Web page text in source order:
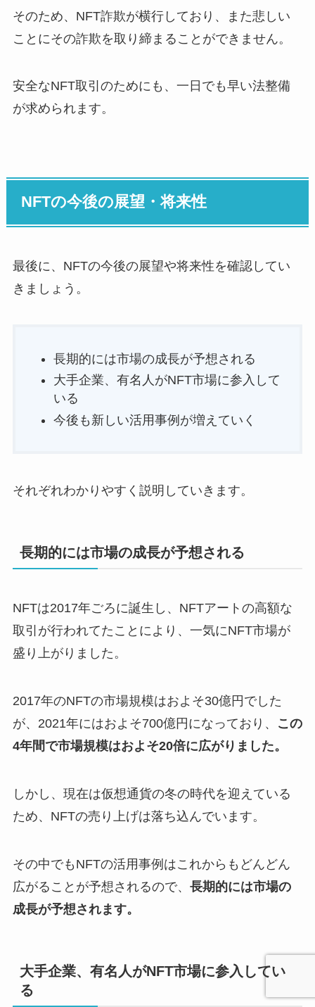
そのため、NFT詐欺が横行しており、また悲しい
ことにその詐欺を取り締まることができません。
安全なNFT取引のためにも、一日でも早い法整備
が求められます。
NFTの今後の展望・将来性
最後に、NFTの今後の展望や将来性を確認してい
きましょう。
長期的には市場の成長が予想される
大手企業、有名人がNFT市場に参入して
いる
今後も新しい活用事例が増えていく
それぞれわかりやすく説明していきます。
長期的には市場の成長が予想される
NFTは2017年ごろに誕生し、NFTアートの高額な
取引が行われてたことにより、一気にNFT市場が
盛り上がりました。
2017年のNFTの市場規模はおよそ30億円でした
が、2021年にはおよそ700億円になっており、
この
4年間で市場規模はおよそ20倍に広がりました。
しかし、現在は仮想通貨の冬の時代を迎えている
ため、NFTの売り上げは落ち込んでいます。
その中でもNFTの活用事例はこれからもどんどん
広がることが予想されるので、 長期的には市場の
成長が予想されます。
大手企業、有名人がNFT市場に参入してい
る